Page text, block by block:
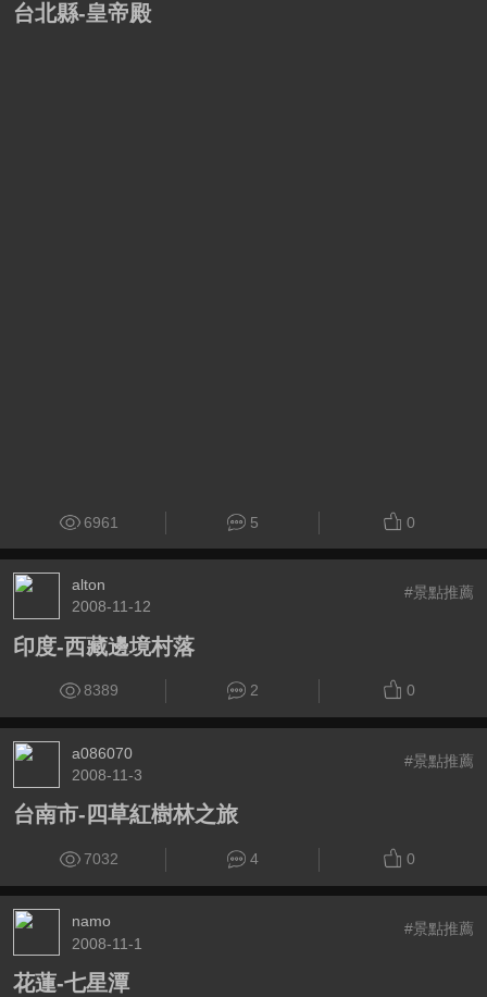
台北縣-皇帝殿
6961 5 0
alton
2008-11-12
#景點推薦
印度-西藏邊境村落
8389 2 0
a086070
2008-11-3
#景點推薦
台南市-四草紅樹林之旅
7032 4 0
namo
2008-11-1
#景點推薦
花蓮-七星潭